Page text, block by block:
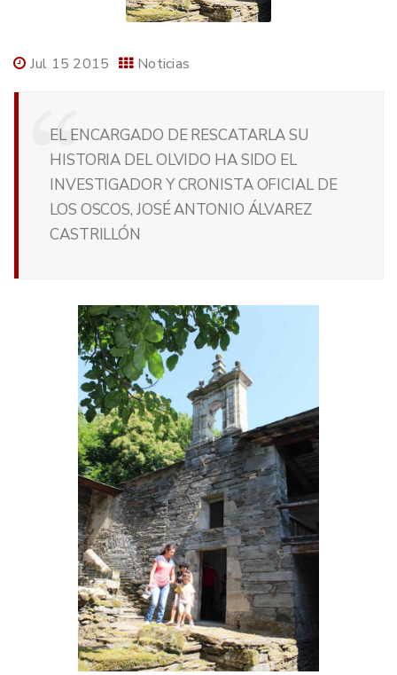
Jul 15 2015 Noticias
EL ENCARGADO DE RESCATARLA SU
HISTORIA DEL OLVIDO HA SIDO EL
INVESTIGADOR Y CRONISTA OFICIAL DE
LOS OSCOS, JOSÉ ANTONIO ÁLVAREZ
CASTRILLÓN